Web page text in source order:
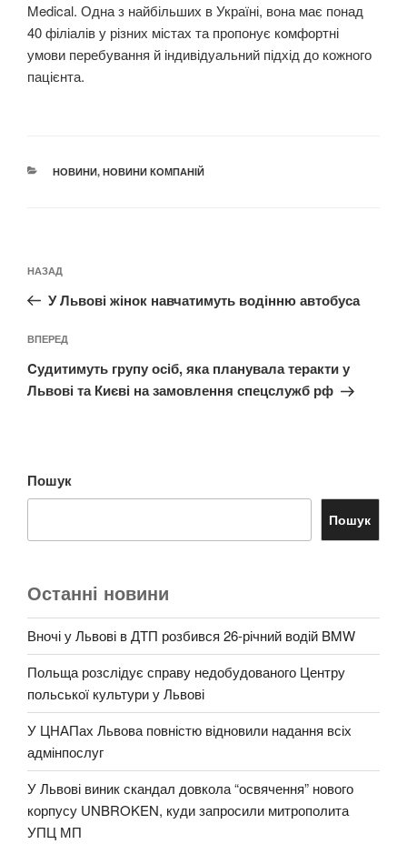
Medical. Одна з найбільших в Україні, вона має понад
40 філіалів у різних містах та пропонує комфортні
умови перебування й індивідуальний підхід до кожного
пацієнта.
КАТЕГОРІЇ
НОВИНИ, НОВИНИ КОМПАНІЙ
записів
Попередній
запис:
НАЗАД
У Львові жінок навчатимуть водінню автобуса
Наступний
запис
ВПЕРЕД
Cудитимуть групу осіб, яка планувала теракти у
Львові та Києві на замовлення спецслужб рф
Пошук
Пошук
Останні новини
Вночі у Львові в ДТП розбився 26-річний водій BMW
Польща розслідує справу недобудованого Центру
польської культури у Львові
У ЦНАПах Львова повністю відновили надання всіх
адмінпослуг
У Львові виник скандал довкола “освячення” нового
корпусу UNBROKEN, куди запросили митрополита
УПЦ МП